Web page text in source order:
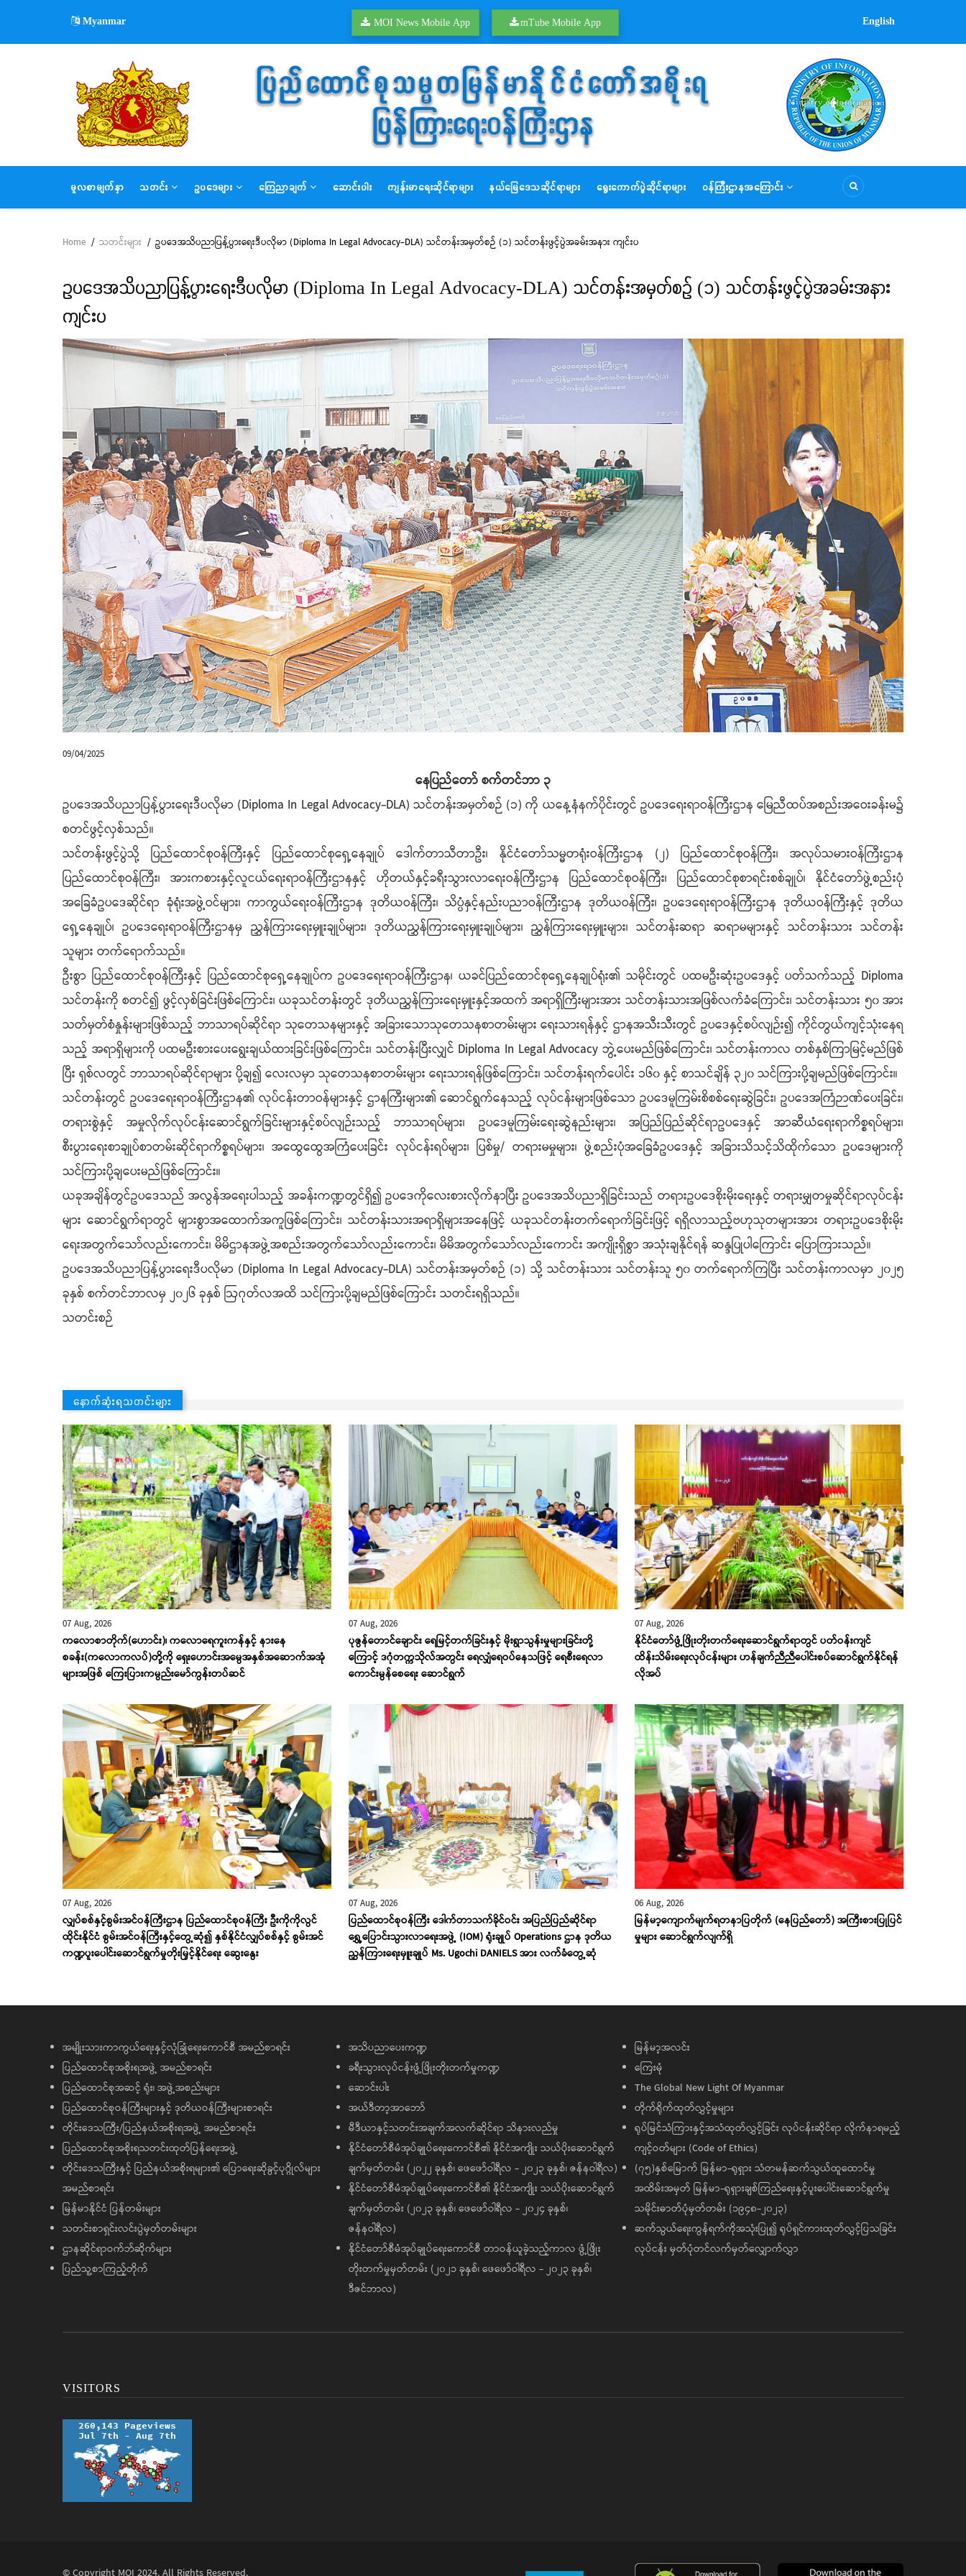
main
Myanmar MOI News Mobile App mTube Mobile App English
MAIN
NAVIGATION
မူလစာမျက်နှာ သတင်း ဥပဒေများ ကြေညာချက် ဆောင်းပါး ကျန်းမာရေးဆိုင်ရာများ နယ်မြေဒေသဆိုင်ရာများ ရွေးကောက်ပွဲဆိုင်ရာများ ဝန်ကြီးဌာနအကြောင်း
Breadcrumb
Home / သတင်းများ / ဥပဒေအသိပညာပြန့်ပွားရေးဒီပလိုမာ (Diploma In Legal Advocacy-DLA) သင်တန်းအမှတ်စဉ် (၁) သင်တန်းဖွင့်ပွဲအခမ်းအနား ကျင်းပ
ဥပဒေအသိပညာပြန့်ပွားရေးဒီပလိုမာ (Diploma In Legal Advocacy-DLA) သင်တန်းအမှတ်စဉ် (၁) သင်တန်းဖွင့်ပွဲအခမ်းအနား
ကျင်းပ
09/04/2025
နေပြည်တော် စက်တင်ဘာ ၃
ဥပဒေအသိပညာပြန့်ပွားရေးဒီပလိုမာ (Diploma In Legal Advocacy-DLA) သင်တန်းအမှတ်စဉ် (၁) ကို ယနေ့နံနက်ပိုင်းတွင် ဥပဒေရေးရာဝန်ကြီးဌာန မြေညီထပ်အစည်းအဝေးခန်းမ၌
စတင်ဖွင့်လှစ်သည်။
သင်တန်းဖွင့်ပွဲသို့ ပြည်ထောင်စုဝန်ကြီးနှင့် ပြည်ထောင်စုရှေ့နေချုပ် ဒေါက်တာသီတာဦး၊ နိုင်ငံတော်သမ္မတရုံးဝန်ကြီးဌာန (၂) ပြည်ထောင်စုဝန်ကြီး၊ အလုပ်သမားဝန်ကြီးဌာန
ပြည်ထောင်စုဝန်ကြီး၊ အားကစားနှင့်လူငယ်ရေးရာဝန်ကြီးဌာနနှင့် ဟိုတယ်နှင့်ခရီးသွားလာရေးဝန်ကြီးဌာန ပြည်ထောင်စုဝန်ကြီး၊ ပြည်ထောင်စုစာရင်းစစ်ချုပ်၊ နိုင်ငံတော်ဖွဲ့စည်းပုံ
အခြေခံဥပဒေဆိုင်ရာ ခုံရုံးအဖွဲ့ဝင်များ၊ ကာကွယ်ရေးဝန်ကြီးဌာန ဒုတိယဝန်ကြီး၊ သိပ္ပံနှင့်နည်းပညာဝန်ကြီးဌာန ဒုတိယဝန်ကြီး၊ ဥပဒေရေးရာဝန်ကြီးဌာန ဒုတိယဝန်ကြီးနှင့် ဒုတိယ
ရှေ့နေချုပ်၊ ဥပဒေရေးရာဝန်ကြီးဌာနမှ ညွှန်ကြားရေးမှူးချုပ်များ၊ ဒုတိယညွှန်ကြားရေးမှူးချုပ်များ၊ ညွှန်ကြားရေးမှူးများ၊ သင်တန်းဆရာ ဆရာမများနှင့် သင်တန်းသား သင်တန်း
သူများ တက်ရောက်သည်။
ဦးစွာ ပြည်ထောင်စုဝန်ကြီးနှင့် ပြည်ထောင်စုရှေ့နေချုပ်က ဥပဒေရေးရာဝန်ကြီးဌာန၊ ယခင်ပြည်ထောင်စုရှေ့နေချုပ်ရုံး၏ သမိုင်းတွင် ပထမဦးဆုံးဥပဒေနှင့် ပတ်သက်သည့် Diploma
သင်တန်းကို စတင်၍ ဖွင့်လှစ်ခြင်းဖြစ်ကြောင်း၊ ယခုသင်တန်းတွင် ဒုတိယညွှန်ကြားရေးမှူးနှင့်အထက် အရာရှိကြီးများအား သင်တန်းသားအဖြစ်လက်ခံကြောင်း၊ သင်တန်းသား ၅၀ အား
သတ်မှတ်စံနှုန်းများဖြစ်သည့် ဘာသာရပ်ဆိုင်ရာ သုတေသနများနှင့် အခြားသောသုတေသနစာတမ်းများ ရေးသားရန်နှင့် ဌာနအသီးသီးတွင် ဥပဒေနှင့်စပ်လျဉ်း၍ ကိုင်တွယ်ကျင့်သုံးနေရ
သည့် အရာရှိများကို ပထမဦးစားပေးရွေးချယ်ထားခြင်းဖြစ်ကြောင်း၊ သင်တန်းပြီးလျှင် Diploma In Legal Advocacy ဘွဲ့ပေးမည်ဖြစ်ကြောင်း၊ သင်တန်းကာလ တစ်နှစ်ကြာမြင့်မည်ဖြစ်
ပြီး ရှစ်လတွင် ဘာသာရပ်ဆိုင်ရာများ ပို့ချ၍ လေးလမှာ သုတေသနစာတမ်းများ ရေးသားရန်ဖြစ်ကြောင်း၊ သင်တန်းရက်ပေါင်း ၁၆၀ နှင့် စာသင်ချိန် ၃၂၀ သင်ကြားပို့ချမည်ဖြစ်ကြောင်း။
သင်တန်းတွင် ဥပဒေရေးရာဝန်ကြီးဌာန၏ လုပ်ငန်းတာဝန်များနှင့် ဌာနကြီးများ၏ ဆောင်ရွက်နေသည့် လုပ်ငန်းများဖြစ်သော ဥပဒေမူကြမ်းစိစစ်ရေးဆွဲခြင်း၊ ဥပဒေအကြံဉာဏ်ပေးခြင်း၊
တရားစွဲနှင့် အမှုလိုက်လုပ်ငန်းဆောင်ရွက်ခြင်းများနှင့်စပ်လျဉ်းသည့် ဘာသာရပ်များ၊ ဥပဒေမူကြမ်းရေးဆွဲနည်းများ၊ အပြည်ပြည်ဆိုင်ရာဥပဒေနှင့် အာဆီယံရေးရာကိစ္စရပ်များ၊
စီးပွားရေးစာချုပ်စာတမ်းဆိုင်ရာကိစ္စရပ်များ၊ အထွေထွေအကြံပေးခြင်း လုပ်ငန်းရပ်များ၊ ပြစ်မှု/ တရားမမှုများ၊ ဖွဲ့စည်းပုံအခြေခံဥပဒေနှင့် အခြားသိသင့်သိထိုက်သော ဥပဒေများကို
သင်ကြားပို့ချပေးမည်ဖြစ်ကြောင်း။
ယခုအချိန်တွင်ဥပဒေသည် အလွန်အရေးပါသည့် အခန်းကဏ္ဍတွင်ရှိ၍ ဥပဒေကိုလေးစားလိုက်နာပြီး ဥပဒေအသိပညာရှိခြင်းသည် တရားဥပဒေစိုးမိုးရေးနှင့် တရားမျှတမှုဆိုင်ရာလုပ်ငန်း
များ ဆောင်ရွက်ရာတွင် များစွာအထောက်အကူဖြစ်ကြောင်း၊ သင်တန်းသားအရာရှိများအနေဖြင့် ယခုသင်တန်းတက်ရောက်ခြင်းဖြင့် ရရှိလာသည့်ဗဟုသုတများအား တရားဥပဒေစိုးမိုး
ရေးအတွက်သော်လည်းကောင်း၊ မိမိဌာနအဖွဲ့အစည်းအတွက်သော်လည်းကောင်း၊ မိမိအတွက်သော်လည်းကောင်း အကျိုးရှိစွာ အသုံးချနိုင်ရန် ဆန္ဒပြုပါကြောင်း ပြောကြားသည်။
ဥပဒေအသိပညာပြန့်ပွားရေးဒီပလိုမာ (Diploma In Legal Advocacy-DLA) သင်တန်းအမှတ်စဉ် (၁) သို့ သင်တန်းသား သင်တန်းသူ ၅၀ တက်ရောက်ကြပြီး သင်တန်းကာလမှာ ၂၀၂၅
ခုနှစ် စက်တင်ဘာလမှ ၂၀၂၆ ခုနှစ် ဩဂုတ်လအထိ သင်ကြားပို့ချမည်ဖြစ်ကြောင်း သတင်းရရှိသည်။
သတင်းစဉ်
နောက်ဆုံးရသတင်းများ
07 Aug, 2026
ကလောစာတိုက်(ဟောင်း)၊ ကလောရေကူးကန်နှင့် နားနေ
စခန်း(ကလောကလပ်)တို့ကို ရှေးဟောင်းအမွေအနှစ်အဆောက်အအုံ
များအဖြစ် ကြေးပြားကမ္ပည်းမော်ကွန်းတပ်ဆင်
07 Aug, 2026
ပုဇွန်တောင်ချောင်း ရေမြင့်တက်ခြင်းနှင့် မိုးရွာသွန်းမှုများခြင်းတို့
ကြောင့် ဒဂုံတက္ကသိုလ်အတွင်း ရေလျှံရေဝပ်နေသဖြင့် ရေစီးရေလာ
ကောင်းမွန်စေရေး ဆောင်ရွက်
07 Aug, 2026
နိုင်ငံတော်ဖွံ့ဖြိုးတိုးတက်ရေးဆောင်ရွက်ရာတွင် ပတ်ဝန်းကျင်
ထိန်းသိမ်းရေးလုပ်ငန်းများ ဟန်ချက်ညီညီပေါင်းစပ်ဆောင်ရွက်နိုင်ရန်
လိုအပ်
07 Aug, 2026
လျှပ်စစ်နှင့်စွမ်းအင်ဝန်ကြီးဌာန ပြည်ထောင်စုဝန်ကြီး ဦးကိုကိုလွင်
ထိုင်းနိုင်ငံ စွမ်းအင်ဝန်ကြီးနှင့်တွေ့ဆုံ၍ နှစ်နိုင်ငံလျှပ်စစ်နှင့် စွမ်းအင်
ကဏ္ဍပူးပေါင်းဆောင်ရွက်မှုတိုးမြှင့်နိုင်ရေး ဆွေးနွေး
07 Aug, 2026
ပြည်ထောင်စုဝန်ကြီး ဒေါက်တာသက်ခိုင်ဝင်း အပြည်ပြည်ဆိုင်ရာ
ရွှေ့ပြောင်းသွားလာရေးအဖွဲ့ (IOM) ရုံးချုပ် Operations ဌာန ဒုတိယ
ညွှန်ကြားရေးမှူးချုပ် Ms. Ugochi DANIELS အား လက်ခံတွေ့ဆုံ
06 Aug, 2026
မြန်မာ့ကျောက်မျက်ရတနာပြတိုက် (နေပြည်တော်) အကြီးစားပြုပြင်
မှုများ ဆောင်ရွက်လျက်ရှိ
အမျိုးသားကာကွယ်ရေးနှင့်လုံခြုံရေးကောင်စီ အမည်စာရင်း
ပြည်ထောင်စုအစိုးရအဖွဲ့ အမည်စာရင်း
ပြည်ထောင်စုအဆင့် ရုံး၊ အဖွဲ့အစည်းများ
ပြည်ထောင်စုဝန်ကြီးများနှင့် ဒုတိယဝန်ကြီးများစာရင်း
တိုင်းဒေသကြီး/ပြည်နယ်အစိုးရအဖွဲ့ အမည်စာရင်း
ပြည်ထောင်စုအစိုးရသတင်းထုတ်ပြန်ရေးအဖွဲ့
တိုင်းဒေသကြီးနှင့် ပြည်နယ်အစိုးရများ၏ ပြောရေးဆိုခွင့်ပုဂ္ဂိုလ်များ
အမည်စာရင်း
မြန်မာနိုင်ငံ ပြန်တမ်းများ
သတင်းစာရှင်းလင်းပွဲမှတ်တမ်းများ
ဌာနဆိုင်ရာဝက်ဘ်ဆိုက်များ
ပြည်သူ့စာကြည့်တိုက်
အသိပညာပေးကဏ္ဍ
ခရီးသွားလုပ်ငန်းဖွံ့ဖြိုးတိုးတက်မှုကဏ္ဍ
ဆောင်းပါး
အယ်ဒီတာ့အာဘော်
မီဒီယာနှင့်သတင်းအချက်အလက်ဆိုင်ရာ သိနားလည်မှု
နိုင်ငံတော်စီမံအုပ်ချုပ်ရေးကောင်စီ၏ နိုင်ငံအကျိုး သယ်ပိုးဆောင်ရွက်
ချက်မှတ်တမ်း (၂၀၂၂ ခုနှစ်၊ ဖေဖော်ဝါရီလ - ၂၀၂၃ ခုနှစ်၊ ဇန်နဝါရီလ)
နိုင်ငံတော်စီမံအုပ်ချုပ်ရေးကောင်စီ၏ နိုင်ငံအကျိုး သယ်ပိုးဆောင်ရွက်
ချက်မှတ်တမ်း (၂၀၂၃ ခုနှစ်၊ ဖေဖော်ဝါရီလ - ၂၀၂၄ ခုနှစ်၊
ဇန်နဝါရီလ)
နိုင်ငံတော်စီမံအုပ်ချုပ်ရေးကောင်စီ တာဝန်ယူခဲ့သည့်ကာလ ဖွံ့ဖြိုး
တိုးတက်မှုမှတ်တမ်း (၂၀၂၁ ခုနှစ်၊ ဖေဖော်ဝါရီလ - ၂၀၂၃ ခုနှစ်၊
ဒီဇင်ဘာလ)
မြန်မာ့အလင်း
ကြေးမုံ
The Global New Light Of Myanmar
တိုက်ရိုက်ထုတ်လွှင့်မှုများ
ရုပ်မြင်သံကြားနှင့်အသံထုတ်လွှင့်ခြင်း လုပ်ငန်းဆိုင်ရာ လိုက်နာရမည့်
ကျင့်ဝတ်များ (Code of Ethics)
(၇၅)နှစ်မြောက် မြန်မာ-ရုရှား သံတမန်ဆက်သွယ်ထူထောင်မှု
အထိမ်းအမှတ် မြန်မာ-ရုရှားချစ်ကြည်ရေးနှင့်ပူးပေါင်းဆောင်ရွက်မှု
သမိုင်းဓာတ်ပုံမှတ်တမ်း (၁၉၄၈-၂၀၂၃)
ဆက်သွယ်ရေးကွန်ရက်ကိုအသုံးပြု၍ ရုပ်ရှင်ကားထုတ်လွှင့်ပြသခြင်း
လုပ်ငန်း မှတ်ပုံတင်လက်မှတ်လျှောက်လွှာ
VISITORS